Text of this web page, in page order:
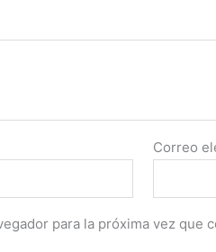
Correo
para la próxima vez que